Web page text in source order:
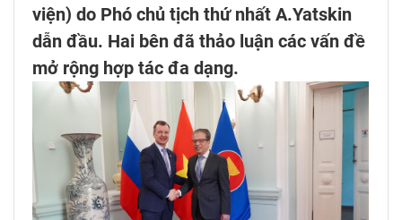
viện) do Phó chủ tịch thứ nhất A.Yatskin
dẫn đầu. Hai bên đã thảo luận các vấn đề
mở rộng hợp tác đa dạng.